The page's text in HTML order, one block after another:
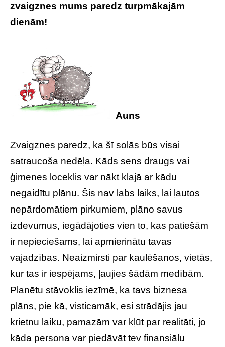
zvaigznes mums paredz turpmākajām
dienām!
Auns
Zvaigznes paredz, ka šī solās būs visai
satraucoša nedēļa. Kāds sens draugs vai
ģimenes loceklis var nākt klajā ar kādu
negaidītu plānu. Šis nav labs laiks, lai ļautos
nepārdomātiem pirkumiem, plāno savus
izdevumus, iegādājoties vien to, kas patiešām
ir nepieciešams, lai apmierinātu tavas
vajadzības. Neaizmirsti par kaulēšanos, vietās,
kur tas ir iespējams, ļaujies šādām medībām.
Planētu stāvoklis iezīmē, ka tavs biznesa
plāns, pie kā, visticamāk, esi strādājis jau
krietnu laiku, pamazām var kļūt par realitāti, jo
kāda persona var piedāvāt tev finansiālu